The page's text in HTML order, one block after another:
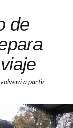
de
a partir